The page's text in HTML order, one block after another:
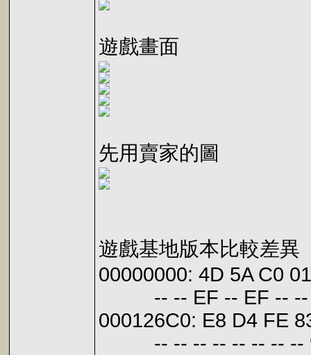
遊戲畫面
先用賣家的圖
遊戲基地版本比較差異
00000000: 4D 5A C0
-- -- EF -- EF -- --
000126C0: E8 D4 FE
-- -- -- -- -- -- -- --